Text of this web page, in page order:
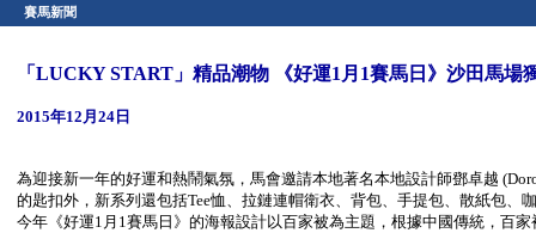
賽馬新聞
「LUCKY START」精品潮物 《好運1月1賽馬日》沙田馬場
2015年12月24日
為迎接新一年的好運和熱鬧氣氛，馬會邀請本地著名本地設計師鄧卓越
的匙扣外，新系列還包括Tee恤、拉鏈連帽衛衣、背包、手提包、散紙包、
今年《好運1月1賽馬日》的海報設計以百家被為主題，根據中國傳統，百